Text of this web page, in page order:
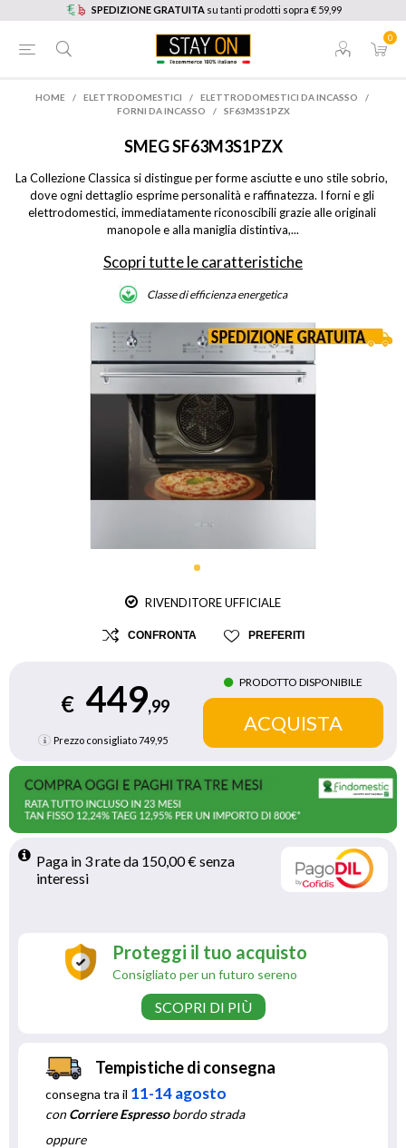
SPEDIZIONE GRATUITA su tanti prodotti sopra € 59,99
0
HOME / ELETTRODOMESTICI / ELETTRODOMESTICI DA INCASSO
/
FORNI DA INCASSO
/ SF63M3S1PZX
SMEGSF63M3S1PZX
La Collezione Classica si distingue per forme asciutte e uno stile sobrio,
dove ogni dettaglio esprime personalità e raffinatezza. I forni e gli
elettrodomestici, immediatamente riconoscibili grazie alle originali
manopole e alla maniglia distintiva,...
Scopri tutte le caratteristiche
Classe di efficienza energetica
RIVENDITORE UFFICIALE
CONFRONTA PREFERITI
€ 449,99
Prezzo consigliato749,95
PRODOTTO DISPONIBILE
Paga in 3 rate da 150,00 € senza
interessi
Proteggi il tuo acquisto
Consigliato per un futuro sereno
SCOPRI DI PIÙ
Tempistiche di consegna
consegna tra il 11-14 agosto
conCorriere Espressobordo strada
oppure